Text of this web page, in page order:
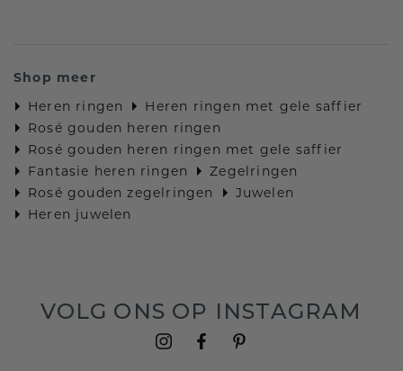
Shop meer
Heren ringen
Heren ringen met gele saffier
Rosé gouden heren ringen
Rosé gouden heren ringen met gele saffier
Fantasie heren ringen
Zegelringen
Rosé gouden zegelringen
Juwelen
Heren juwelen
VOLG ONS OP INSTAGRAM